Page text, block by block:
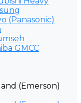
(Panasonic)
GMCC
(Emerson)